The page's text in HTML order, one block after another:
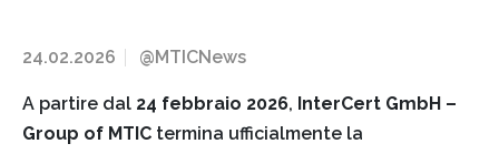
24.02.2026 @MTICNews
A partire dal 24 febbraio 2026, InterCert GmbH –
Group of MTIC termina ufficialmente la